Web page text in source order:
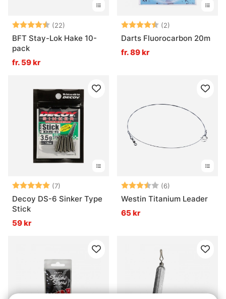
Betyg: (22)
4.9 utav 5 stjärnor
BFT Stay-Lok Hake 10-
pack
fr. 59 kr
Betyg: (2)
Darts Fluorocarbon 20m
fr. 89 kr
Betyg: (7)
5.0 utav 5 stjärnor
Decoy DS-6 Sinker Type
Stick
59 kr
Betyg: (6)
Westin Titanium Leader
65 kr